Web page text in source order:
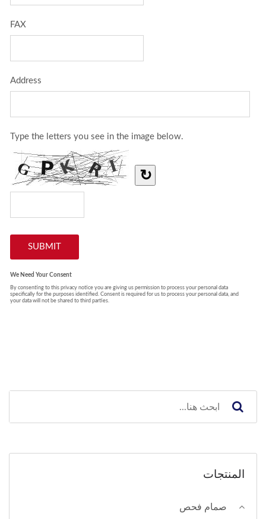
المنتجات
صمام فحص